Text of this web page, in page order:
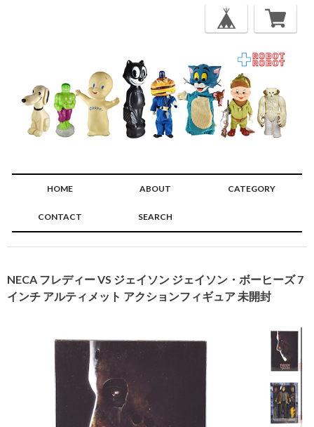
HOME ABOUT CATEGORY
CONTACT SEARCH
NECA フレディー VS ジェイソン ジェイソン・ボーヒーズ 7
インチ アルティメット アクションフィギュア 未開封